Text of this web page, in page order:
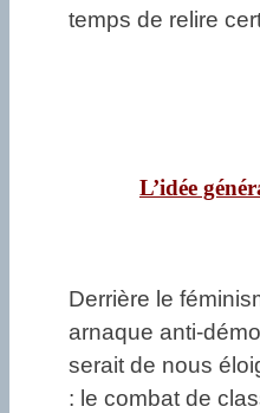
temps de relire
L’idée
Derrière le
arnaque anti-
serait de nous
: le combat de